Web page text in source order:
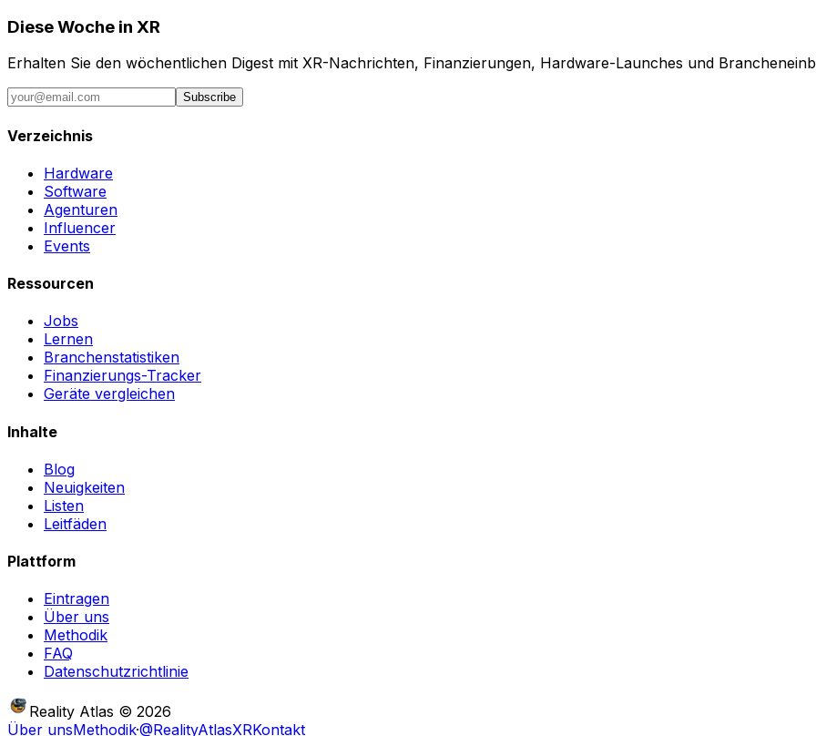
Diese Woche in XR
Erhalten Sie den wöchentlichen Digest mit XR-Nachrichten, Finanzierungen, Hardware-Launches und
Subscribe
Verzeichnis
Hardware
Software
Agenturen
Influencer
Events
Ressourcen
Jobs
Lernen
Branchenstatistiken
Finanzierungs-Tracker
Geräte vergleichen
Inhalte
Blog
Neuigkeiten
Listen
Leitfäden
Plattform
Eintragen
Über uns
Methodik
FAQ
Datenschutzrichtlinie
Reality Atlas © 2026
Über unsMethodik·@RealityAtlasXRKontakt